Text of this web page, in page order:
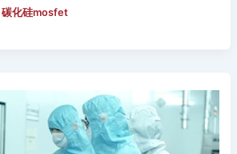
碳化硅mosfet